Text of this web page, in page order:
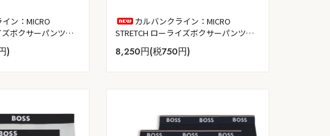
ン：MICRO
ズボクサーパンツ
カットサークル
ミスティグレー)
)
カルバンクライン：MICRO
STRETCH ローライズボクサーパンツ
3PK (ブラック W：ブラック／ライトキ
ャスト／フィール・ザ・ミント)
8,250円(税750円)